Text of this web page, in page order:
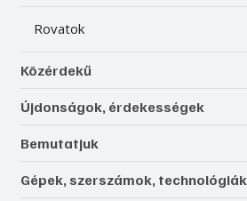
Rovatok
Közérdekű
Újdonságok, érdekességek
Bemutatjuk
Gépek, szerszámok, technológiák